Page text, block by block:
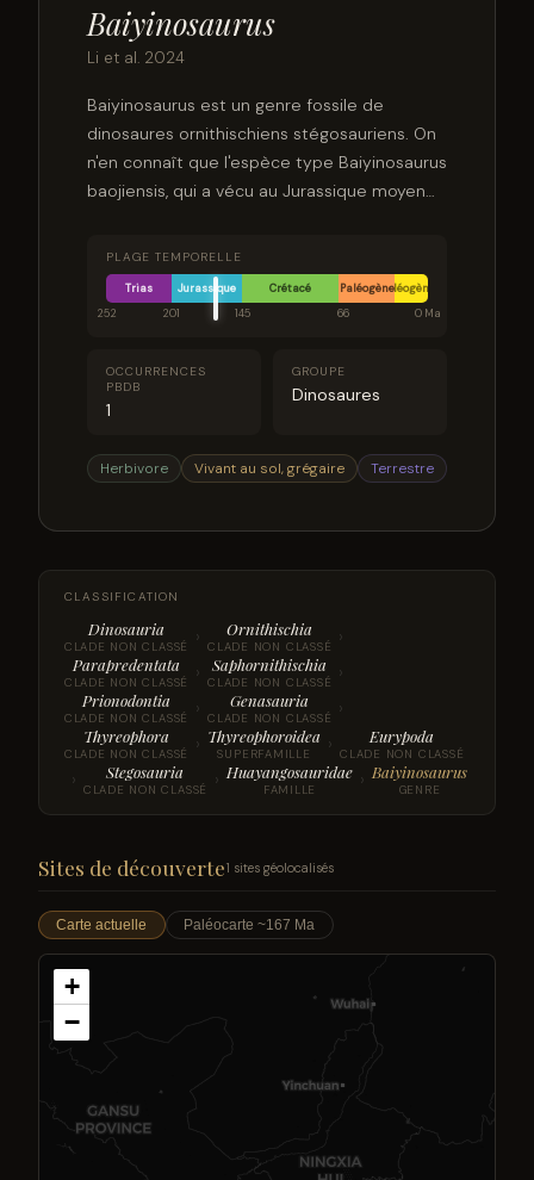
Baiyinosaurus
Li et al. 2024
Baiyinosaurus est un genre fossile de
dinosaures ornithischiens stégosauriens. On
n'en connaît que l'espèce type Baiyinosaurus
baojiensis, qui a vécu au Jurassique moyen
PLAGE TEMPORELLE
Trias Jurassique Crétacé PaléogèneNéogène
252
201 145 66 0 Ma
OCCURRENCES
PBDB
1
GROUPE
Dinosaures
Herbivore Vivant au sol, grégaire Terrestre
CLASSIFICATION
Dinosauria
CLADE NON CLASSÉ › Ornithischia
CLADE NON CLASSÉ ›
Parapredentata
CLADE NON CLASSÉ › Saphornithischia
CLADE NON CLASSÉ ›
Prionodontia
CLADE NON CLASSÉ › Genasauria
CLADE NON CLASSÉ ›
Thyreophora
CLADE NON CLASSÉ › Thyreophoroidea
SUPERFAMILLE › Eurypoda
CLADE NON CLASSÉ
› Stegosauria
CLADE NON CLASSÉ › Huayangosauridae
FAMILLE › Baiyinosaurus
GENRE
Sites de découverte1 sites géolocalisés
Carte actuelle Paléocarte ~167 Ma
+
−